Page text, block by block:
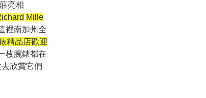
亮相
Mille
裡南加州全
精品店歡迎
枚腕錶都在
欣賞它們